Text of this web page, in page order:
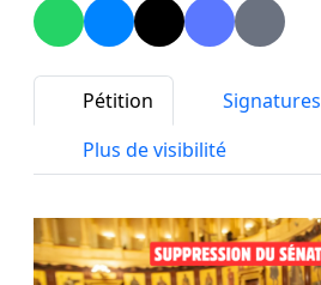
Pétition Signatures
Plus de visibilité